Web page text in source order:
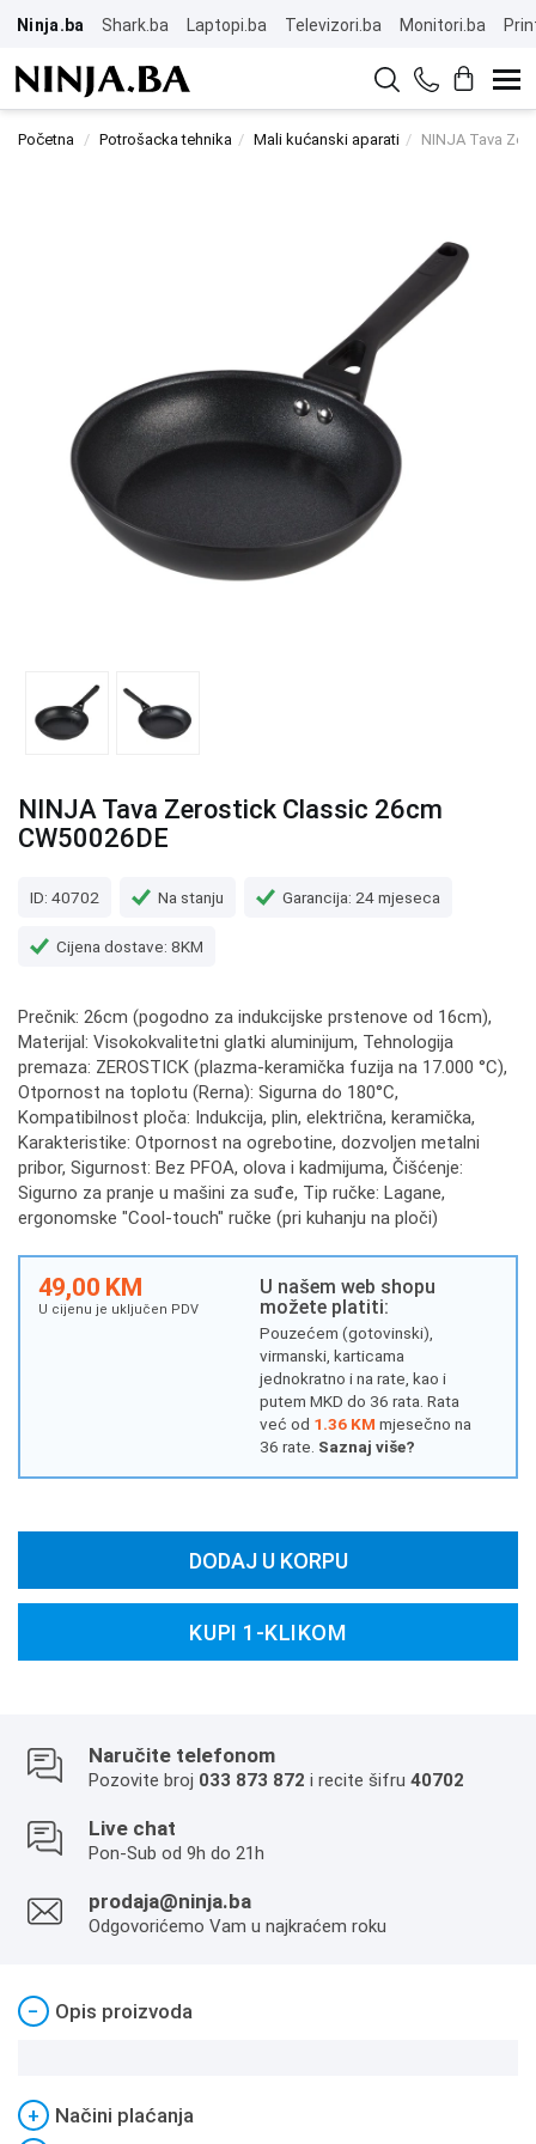
Ninja.ba Shark.ba Laptopi.ba Televizori.ba Monitori.ba
Početna Potrošacka tehnika Mali kućanski aparati NINJA Tava
NINJA Tava Zerostick Classic 26cm
CW50026DE
ID: 40702 Na stanju Garancija: 24 mjeseca
Cijena dostave: 8KM
Prečnik: 26cm (pogodno za indukcijske prstenove od 16cm),
Materijal: Visokokvalitetni glatki aluminijum, Tehnologija
premaza: ZEROSTICK (plazma-keramička fuzija na 17.000 °C),
Otpornost na toplotu (Rerna): Sigurna do 180°C,
Kompatibilnost ploča: Indukcija, plin, električna, keramička,
Karakteristike: Otpornost na ogrebotine, dozvoljen metalni
pribor, Sigurnost: Bez PFOA, olova i kadmijuma, Čišćenje:
Sigurno za pranje u mašini za suđe, Tip ručke: Lagane,
ergonomske "Cool-touch" ručke (pri kuhanju na ploči)
49,00 KM
U cijenu je uključen PDV
U našem web shopu
možete platiti:
Pouzećem (gotovinski),
virmanski, karticama
jednokratno i na rate, kao i
putem MKD do 36 rata. Rata
već od 1.36 KM mjesečno na
36 rate. Saznaj više?
DODAJ U KORPU
KUPI 1-KLIKOM
Naručite telefonom
Pozovite broj 033 873 872 i recite šifru 40702
Live chat
Pon-Sub od 9h do 21h
prodaja@ninja.ba
Odgovorićemo Vam u najkraćem roku
− Opis proizvoda
+
Načini plaćanja